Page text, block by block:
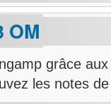
OM
grâce
les notes